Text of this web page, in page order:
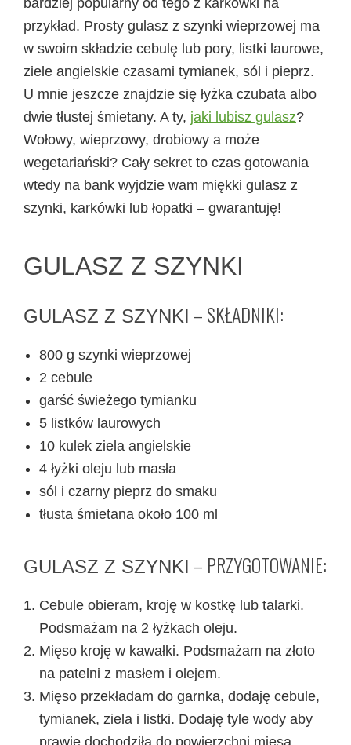
przykład. Prosty gulasz z szynki wieprzowej ma
w swoim składzie cebulę lub pory, listki laurowe,
ziele angielskie czasami tymianek, sól i pieprz.
U mnie jeszcze znajdzie się łyżka czubata albo
dwie tłustej śmietany. A ty, jaki lubisz gulasz?
Wołowy, wieprzowy, drobiowy a może
wegetariański? Cały sekret to czas gotowania
wtedy na bank wyjdzie wam miękki gulasz z
szynki, karkówki lub łopatki – gwarantuję!
GULASZ Z SZYNKI
GULASZ Z SZYNKI – SKŁADNIKI:
800 g szynki wieprzowej
2 cebule
garść świeżego tymianku
5 listków laurowych
10 kulek ziela angielskie
4 łyżki oleju lub masła
sól i czarny pieprz do smaku
tłusta śmietana około 100 ml
GULASZ Z SZYNKI – PRZYGOTOWANIE:
Cebule obieram, kroję w kostkę lub talarki.
Podsmażam na 2 łyżkach oleju.
Mięso kroję w kawałki. Podsmażam na złoto
na patelni z masłem i olejem.
Mięso przekładam do garnka, dodaję cebule,
tymianek, ziela i listki. Dodaję tyle wody aby
prawie dochodziła do powierzchni mięsa.